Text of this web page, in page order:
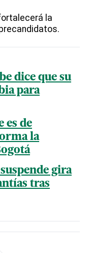
la
dice que su
para
es de
la
gira
tras